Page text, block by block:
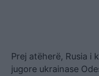
Prej atëherë, Rusia i
jugore ukrainase